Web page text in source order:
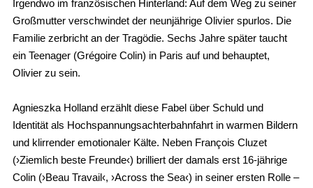
Irgendwo im französischen Hinterland: Auf dem Weg zu seiner
Großmutter verschwindet der neunjährige Olivier spurlos. Die
Familie zerbricht an der Tragödie. Sechs Jahre später taucht
ein Teenager (Grégoire Colin) in Paris auf und behauptet,
Olivier zu sein.
Agnieszka Holland erzählt diese Fabel über Schuld und
Identität als Hochspannungsachterbahnfahrt in warmen Bildern
und klirrender emotionaler Kälte. Neben François Cluzet
(›Ziemlich beste Freunde‹) brilliert der damals erst 16-jährige
Colin (›Beau Travail‹, ›Across the Sea‹) in seiner ersten Rolle –